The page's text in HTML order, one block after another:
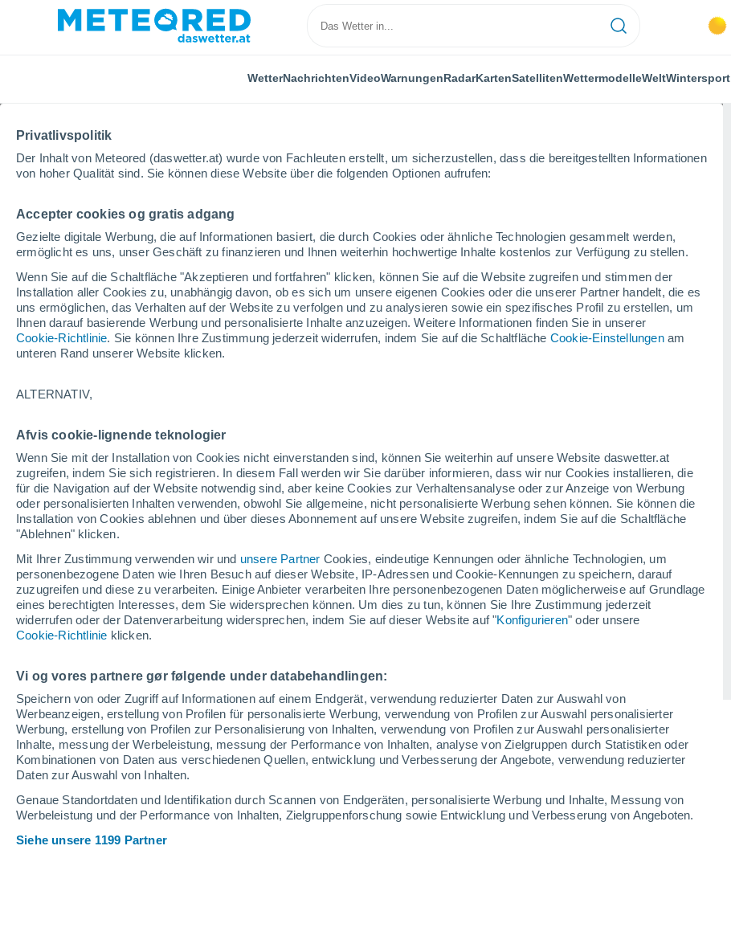
Privatlivspolitik
Der Inhalt von Meteored (daswetter.at) wurde von Fachleuten erstellt, um sicherzustellen, dass die bereitgestellten Informationen
von hoher Qualität sind. Sie können diese Website über die folgenden Optionen aufrufen:
Accepter cookies og gratis adgang
Gezielte digitale Werbung, die auf Informationen basiert, die durch Cookies oder ähnliche Technologien gesammelt werden,
ermöglicht es uns, unser Geschäft zu finanzieren und Ihnen weiterhin hochwertige Inhalte kostenlos zur Verfügung zu stellen.
Wenn Sie auf die Schaltfläche "Akzeptieren und fortfahren" klicken, können Sie auf die Website zugreifen und stimmen der
Installation aller Cookies zu, unabhängig davon, ob es sich um unsere eigenen Cookies oder die unserer Partner handelt, die es
uns ermöglichen, das Verhalten auf der Website zu verfolgen und zu analysieren sowie ein spezifisches Profil zu erstellen, um
Ihnen darauf basierende Werbung und personalisierte Inhalte anzuzeigen. Weitere Informationen finden Sie in unserer
Cookie-Richtlinie. Sie können Ihre Zustimmung jederzeit widerrufen, indem Sie auf die Schaltfläche Cookie-Einstellungenam
unteren Rand unserer Website klicken.
ALTERNATIV,
Afvis cookie-lignende teknologier
Wenn Sie mit der Installation von Cookies nicht einverstanden sind, können Sie weiterhin auf unsere Website daswetter.at
zugreifen, indem Sie sich registrieren. In diesem Fall werden wir Sie darüber informieren, dass wir nur Cookies installieren, die
für die Navigation auf der Website notwendig sind, aber keine Cookies zur Verhaltensanalyse oder zur Anzeige von Werbung
oder personalisierten Inhalten verwenden, obwohl Sie allgemeine, nicht personalisierte Werbung sehen können. Sie können die
Installation von Cookies ablehnen und über dieses Abonnement auf unsere Website zugreifen, indem Sie auf die Schaltfläche
"Ablehnen" klicken.
Mit Ihrer Zustimmung verwenden wir und unsere Partner Cookies, eindeutige Kennungen oder ähnliche Technologien, um
personenbezogene Daten wie Ihren Besuch auf dieser Website, IP-Adressen und Cookie-Kennungen zu speichern, darauf
zuzugreifen und diese zu verarbeiten. Einige Anbieter verarbeiten Ihre personenbezogenen Daten möglicherweise auf Grundlage
eines berechtigten Interesses, dem Sie widersprechen können. Um dies zu tun, können Sie Ihre Zustimmung jederzeit
widerrufen oder der Datenverarbeitung widersprechen, indem Sie auf dieser Website auf "Konfigurieren" oder unsere
Cookie-Richtlinie klicken.
Vi og vores partnere gør følgende under databehandlingen:
Speichern von oder Zugriff auf Informationen auf einem Endgerät, verwendung reduzierter Daten zur Auswahl von
Werbeanzeigen, erstellung von Profilen für personalisierte Werbung, verwendung von Profilen zur Auswahl personalisierter
Werbung, erstellung von Profilen zur Personalisierung von Inhalten, verwendung von Profilen zur Auswahl personalisierter
Inhalte, messung der Werbeleistung, messung der Performance von Inhalten, analyse von Zielgruppen durch Statistiken oder
Kombinationen von Daten aus verschiedenen Quellen, entwicklung und Verbesserung der Angebote, verwendung reduzierter
Daten zur Auswahl von Inhalten.
Genaue Standortdaten und Identifikation durch Scannen von Endgeräten, personalisierte Werbung und Inhalte, Messung von
Werbeleistung und der Performance von Inhalten, Zielgruppenforschung sowie Entwicklung und Verbesserung von Angeboten.
Siehe unsere 1199 Partner
WetterNachrichtenVideoWarnungenRadarKartenSatellitenWettermodelleWeltWintersport
Home USA Staat New York
Lost Valley
Eröffnung
120 fehlende Tage
Geschlossen
Heute
6. Aug
Morgen
7. Aug
Samstag
8. Aug
Schneebericht heute
Pisten nach
Schwierigkeitsgrad
7 12 5 8
befahrbare Pistenkilometer -
Offene Pisten 0 / 32
Schneeverhältnisse
Schneehöhe iauf dem Berg
Schneebeschaffenheit im Tal
Schneehöhe.